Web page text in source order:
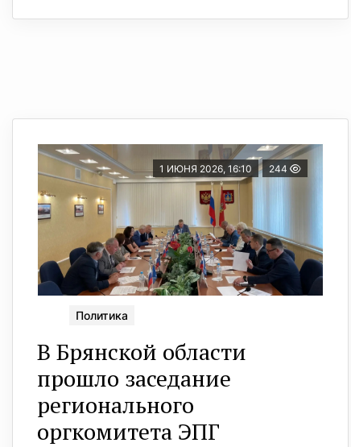
1 ИЮНЯ 2026, 16:10 244
Политика
В Брянской области
прошло заседание
регионального
оргкомитета ЭПГ